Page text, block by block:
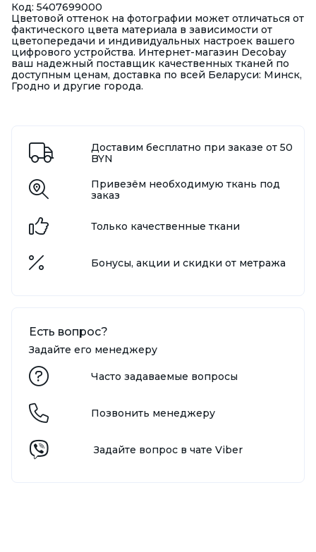
Код: 5407699000
Цветовой оттенок на фотографии может отличаться от
фактического цвета материала в зависимости от
цветопередачи и индивидуальных настроек вашего
цифрового устройства. Интернет-магазин Decobay
ваш надежный поставщик качественных тканей по
доступным ценам, доставка по всей Беларуси: Минск,
Гродно и другие города.
Доставим бесплатно при заказе от 50
BYN
Привезём необходимую ткань под
заказ
Только качественные ткани
Бонусы, акции и скидки от метража
Есть вопрос?
Задайте его менеджеру
Часто задаваемые вопросы
Позвонить менеджеру
Задайте вопрос в чате Viber